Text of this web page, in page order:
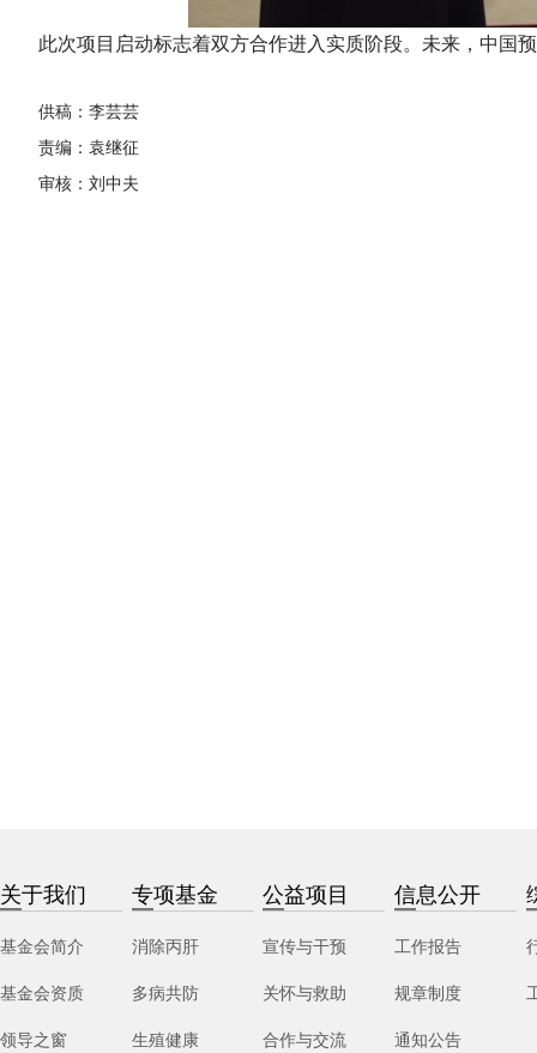
此次项目启动标志着双方合作进入实质阶段。未来，中国
供稿：李芸芸
责编：袁继征
审核：刘中夫
关于我们
基金会简介
基金会资质
领导之窗
专项基金
消除丙肝
多病共防
生殖健康
公益项目
宣传与干预
关怀与救助
合作与交流
信息公开
工作报告
规章制度
通知公告